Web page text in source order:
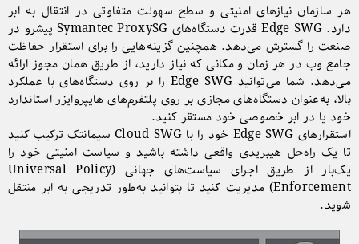
هر سازمان نیازهای امنیتی و سطح سهولت متفاوتی در انتقال به ابر
دارد. Edge SWG قدرت دستگاه‌های Symantec ProxySG پیشرو در
صنعت را گسترش می‌دهد. همچنین گزینه‌هایی را برای استقرار حفاظت
جامع وب در هر زمان و مکانی که نیاز دارید، از طریق همان مجوز ارائه
می‌دهد. شما می‌توانید Edge SWG را بر روی دستگاه‌های با عملکرد
بالا، به‌عنوان دستگاه‌های مجازی بر روی پلتفرم‌های هایپروایزر استاندارد
خود یا در ابر خصوصی خود مستقر کنید.
استقرارهای Edge SWG خود را با Cloud SWG سیمانتک ترکیب کنید
تا یک راه‌حل هیبریدی واقعی داشته باشید و سیاست امنیتی خود را
یک‌بار از طریق اجرای سیاست‌های جهانی (Universal Policy
Enforcement) مدیریت کنید تا بتوانید به‌طور تدریجی به ابر منتقل
شوید.